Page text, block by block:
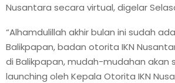
Nusantara secara virtual, digelar
“Alhamdulillah akhir bulan ini sudah
Balikpapan, badan otorita IKN
di Balikpapan, mudah-mudahan akan
launching oleh Kepala Otorita IKN